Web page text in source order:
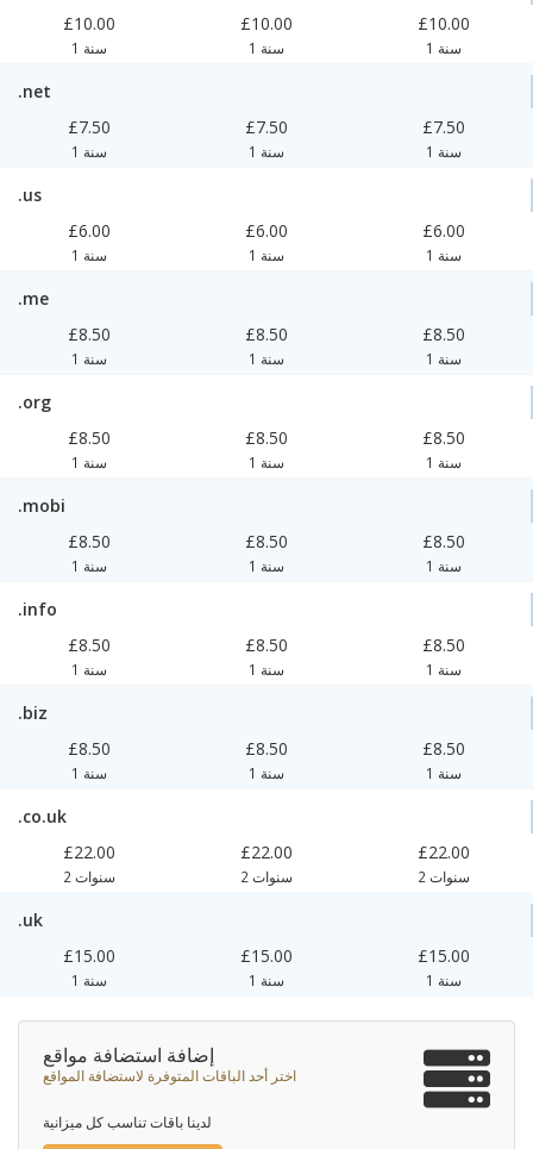
£10.00
1 سنة
£10.00
1 سنة
£10.00
1 سنة
.net
£7.50
1 سنة
£7.50
1 سنة
£7.50
1 سنة
.us
£6.00
1 سنة
£6.00
1 سنة
£6.00
1 سنة
.me
£8.50
1 سنة
£8.50
1 سنة
£8.50
1 سنة
.org
£8.50
1 سنة
£8.50
1 سنة
£8.50
1 سنة
.mobi
£8.50
1 سنة
£8.50
1 سنة
£8.50
1 سنة
.info
£8.50
1 سنة
£8.50
1 سنة
£8.50
1 سنة
.biz
£8.50
1 سنة
£8.50
1 سنة
£8.50
1 سنة
.co.uk
£22.00
2 سنوات
£22.00
2 سنوات
£22.00
2 سنوات
.uk
£15.00
1 سنة
£15.00
1 سنة
£15.00
1 سنة
إضافة استضافة مواقع
اختر أحد الباقات المتوفرة لاستضافة المواقع
لدينا باقات تناسب كل ميزانية